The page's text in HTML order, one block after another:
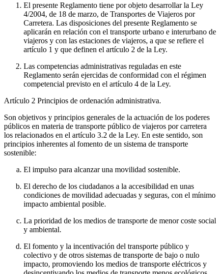
El presente Reglamento tiene por objeto desarrollar la Ley
4/2004, de 18 de marzo, de Transportes de Viajeros por
Carretera. Las disposiciones del presente Reglamento se
aplicarán en relación con el transporte urbano e interurbano de
viajeros y con las estaciones de viajeros, a que se refiere el
artículo 1 y que definen el artículo 2 de la Ley.
Las competencias administrativas reguladas en este
Reglamento serán ejercidas de conformidad con el régimen
competencial previsto en el artículo 4 de la Ley.
Artículo 2 Principios de ordenación administrativa.
Son objetivos y principios generales de la actuación de los poderes
públicos en materia de transporte público de viajeros por carretera
los relacionados en el artículo 3.2 de la Ley. En este sentido, son
principios inherentes al fomento de un sistema de transporte
sostenible:
El impulso para alcanzar una movilidad sostenible.
El derecho de los ciudadanos a la accesibilidad en unas
condiciones de movilidad adecuadas y seguras, con el mínimo
impacto ambiental posible.
La prioridad de los medios de transporte de menor coste social
y ambiental.
El fomento y la incentivación del transporte público y
colectivo y de otros sistemas de transporte de bajo o nulo
impacto, promoviendo los medios de transporte eléctricos y